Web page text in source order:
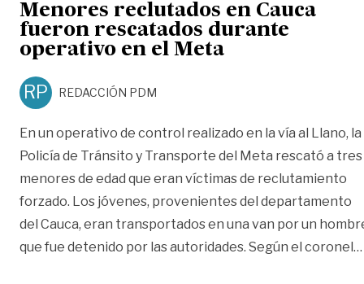
Menores reclutados en Cauca
fueron rescatados durante
operativo en el Meta
RP REDACCIÓN PDM
En un operativo de control realizado en la vía al Llano, la
Policía de Tránsito y Transporte del Meta rescató a tres
menores de edad que eran víctimas de reclutamiento
forzado. Los jóvenes, provenientes del departamento
del Cauca, eran transportados en una van por un
que fue detenido por las autoridades. Según el coronel…